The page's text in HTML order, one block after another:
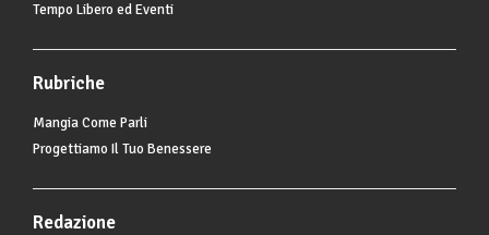
Tempo Libero ed Eventi
Rubriche
Mangia Come Parli
Progettiamo Il Tuo Benessere
Redazione